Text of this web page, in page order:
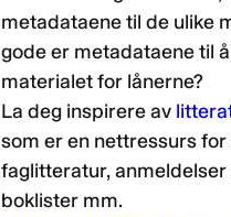
metadataene til de ulike
gode er metadataene til
materialet for lånerne?
La deg inspirere av
som er en nettressurs for
faglitteratur, anmeldelser
boklister mm.